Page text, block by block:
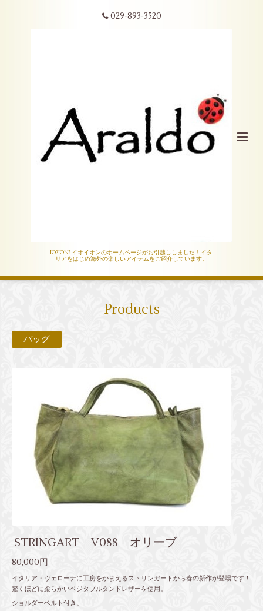
029-893-3520
IO?ION! イオイオンのホームページがお引越ししました！イタ
リアをはじめ海外の楽しいアイテムをご紹介しています。
Products
バッグ
STRINGART V088 オリーブ
80,000円
イタリア・ヴェローナに工房をかまえるストリンガートから春の新作が登場です！
驚くほどに柔らかいベジタブルタンドレザーを使用。
ショルダーベルト付き。